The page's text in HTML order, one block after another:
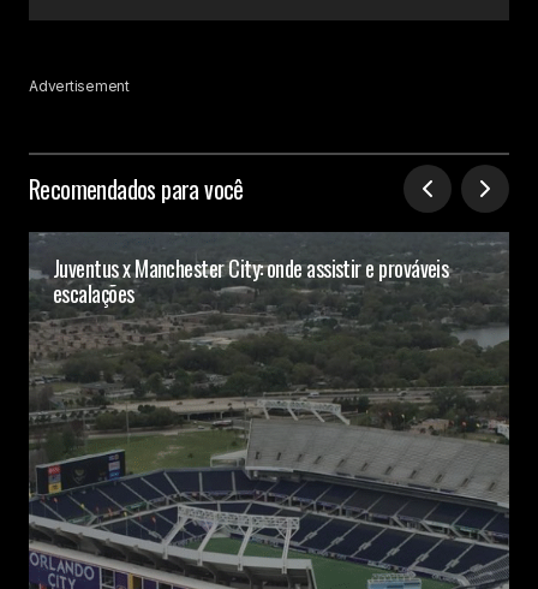
Advertisement
Recomendados para você
Juventus x Manchester City: onde assistir e prováveis
escalações